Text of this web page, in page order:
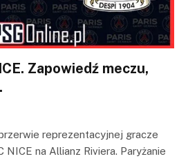
Zapowiedź meczu,
reprezentacyjnej gracze
NICE na Allianz Riviera. Paryżanie